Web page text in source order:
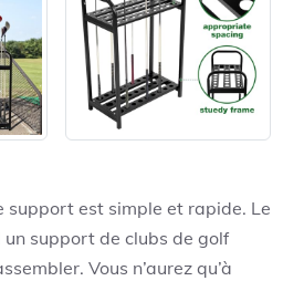
support est simple et rapide. Le
support de clubs de golf
Vous n’aurez qu’à